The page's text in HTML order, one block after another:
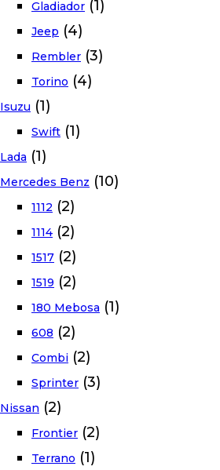
Gladiador (1)
Jeep (4)
Rembler (3)
Torino (4)
Isuzu (1)
Swift (1)
Lada (1)
Mercedes Benz (10)
1112 (2)
1114 (2)
1517 (2)
1519 (2)
180 Mebosa (1)
608 (2)
Combi (2)
Sprinter (3)
Nissan (2)
Frontier (2)
Terrano (1)